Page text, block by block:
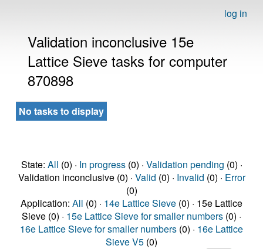
log in
Validation inconclusive 15e
Lattice Sieve tasks for computer
870898
No tasks to display
State: All (0) · In progress(0) · Validation pending (0) ·
Validation inconclusive (0) · Valid (0) · Invalid (0) · Error
(0)
Application: All (0) · 14e Lattice Sieve (0) · 15e Lattice
Sieve (0) · 15e Lattice Sieve for smaller numbers (0) ·
16e Lattice Sieve for smaller numbers (0) · 16e Lattice
Sieve V5 (0)